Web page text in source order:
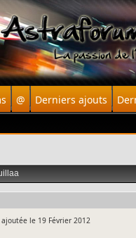
@ Derniers ajouts
le 19 Février 2012